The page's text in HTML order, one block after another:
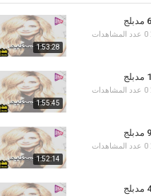
1:53:28
0 عدد المشاهدات
1:55:45
0 عدد المشاهدات
1:52:14
0 عدد المشاهدات